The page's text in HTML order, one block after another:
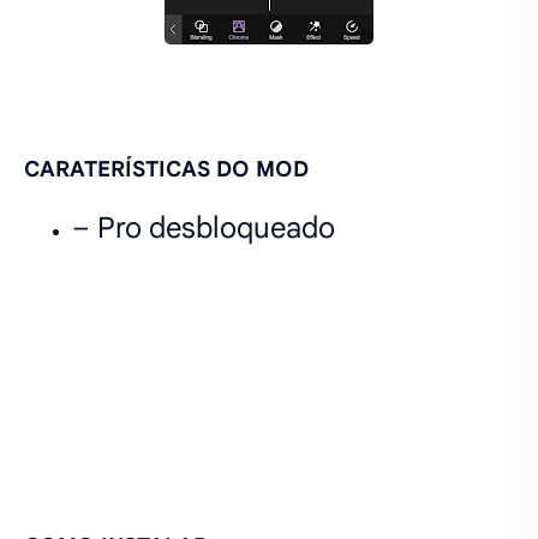
CARATERÍSTICAS DO MOD
– Pro desbloqueado